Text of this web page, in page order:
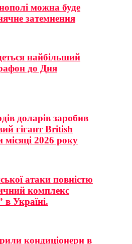
можна буде
затемнення
найбільший
до Дня
доларів заробив
гігант British
місяці 2026 року
атаки повністю
комплекс
Україні.
кондиціонери в